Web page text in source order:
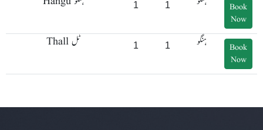
1 1
Book
Now
Thall ٹل 1 1 ہنگو
Book
Now